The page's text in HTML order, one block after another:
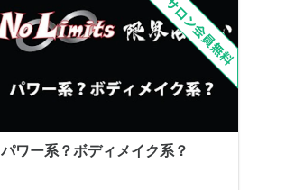
パワー系？ボディメイク系？